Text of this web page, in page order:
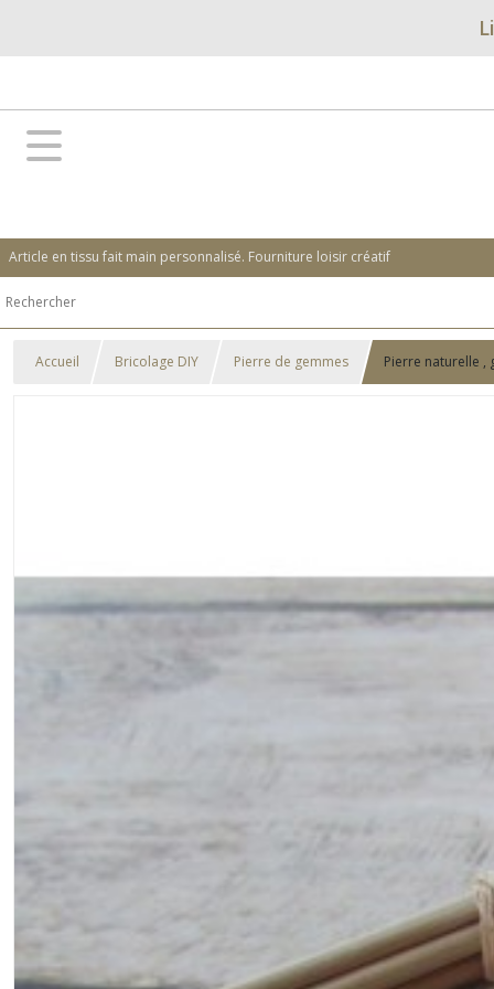
Article en tissu fait main personnalisé. Fourniture loisir créatif
Accueil Bricolage DIY Pierre de gemmes Pierre naturelle ,